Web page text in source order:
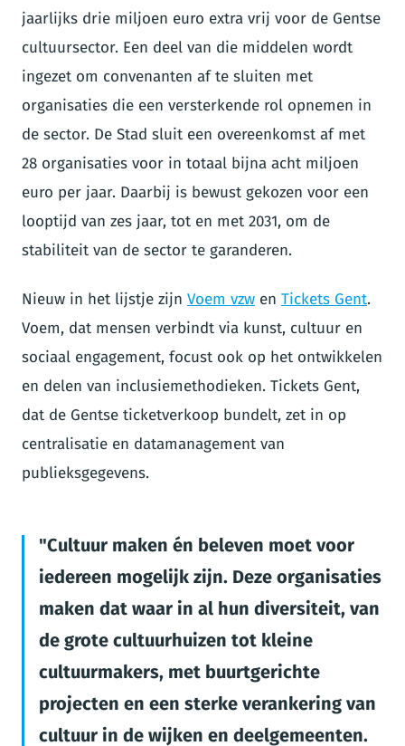
jaarlijks drie miljoen euro extra vrij voor de Gentse
cultuursector. Een deel van die middelen wordt
ingezet om convenanten af te sluiten met
organisaties die een versterkende rol opnemen in
de sector. De Stad sluit een overeenkomst af met
28 organisaties voor in totaal bijna acht miljoen
euro per jaar. Daarbij is bewust gekozen voor een
looptijd van zes jaar, tot en met 2031, om de
stabiliteit van de sector te garanderen.
Nieuw in het lijstje zijn Voem vzw en Tickets Gent.
Voem, dat mensen verbindt via kunst, cultuur en
sociaal engagement, focust ook op het ontwikkelen
en delen van inclusiemethodieken. Tickets Gent,
dat de Gentse ticketverkoop bundelt, zet in op
centralisatie en datamanagement van
publieksgegevens.
Cultuur maken én beleven moet voor
iedereen mogelijk zijn. Deze organisaties
maken dat waar in al hun diversiteit, van
de grote cultuurhuizen tot kleine
cultuurmakers, met buurtgerichte
projecten en een sterke verankering van
cultuur in de wijken en deelgemeenten.